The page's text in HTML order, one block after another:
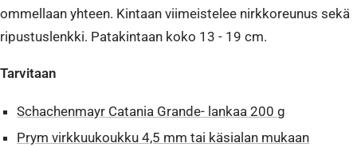
ommellaan yhteen. Kintaan viimeistelee nirkkoreunus sekä
ripustuslenkki. Patakintaan koko 13 - 19 cm.
Tarvitaan
Schachenmayr Catania Grande- lankaa 200 g
Prym virkkuukoukku 4,5 mm tai käsialan mukaan